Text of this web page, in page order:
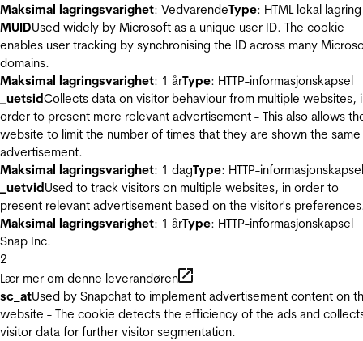
Maksimal lagringsvarighet: VedvarendeType: HTML lokal lagring
MUIDUsed widely by Microsoft as a unique user ID. The cookie
enables user tracking by synchronising the ID across many
domains.
Maksimal lagringsvarighet: 1 årType: HTTP-informasjonskapsel
_uetsidCollects data on visitor behaviour from multiple websites,
order to present more relevant advertisement - This also allows
website to limit the number of times that they are shown the same
advertisement.
Maksimal lagringsvarighet: 1 dagType: HTTP-informasjonskapsel
_uetvidUsed to track visitors on multiple websites, in order to
present relevant advertisement based on the visitor's
Maksimal lagringsvarighet: 1 årType: HTTP-informasjonskapsel
Snap Inc.
2
Lær mer om denne leverandøren
sc_atUsed by Snapchat to implement advertisement content on
website - The cookie detects the efficiency of the ads and
visitor data for further visitor segmentation.